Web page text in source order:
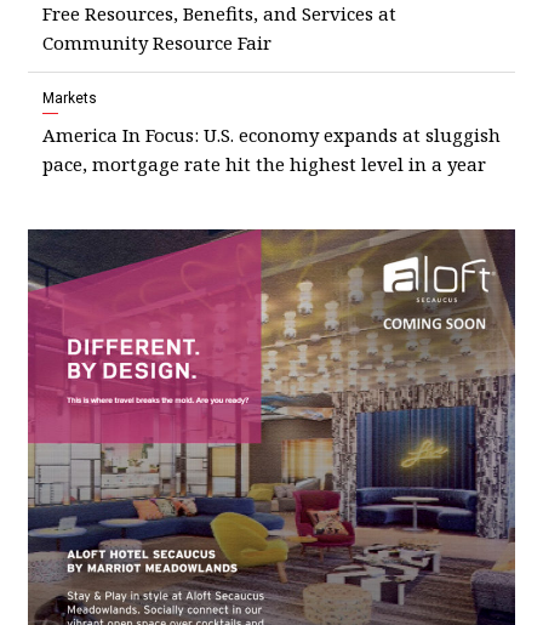
Free Resources, Benefits, and Services at
Community Resource Fair
Markets
America In Focus: U.S. economy expands at sluggish
pace, mortgage rate hit the highest level in a year